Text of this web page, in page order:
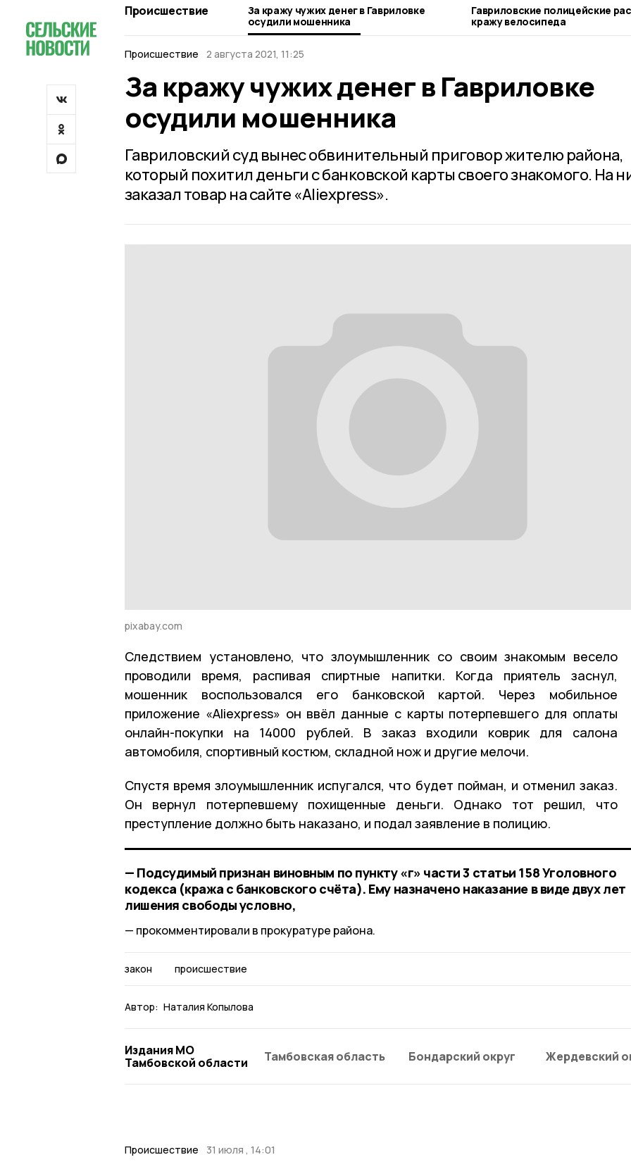
Происшествие
За кражу чужих денег в Гавриловке
осудили мошенника
Гавриловские полицейские
кражу велосипеда
Происшествие 2 августа 2021, 11:25
За кражу чужих денег в Гавриловке
осудили мошенника
Гавриловский суд вынес обвинительный приговор жителю района,
который похитил деньги с банковской карты своего знакомого. На
заказал товар на сайте «Aliexpress».
pixabay.com
Следствием установлено, что злоумышленник со своим знакомым весело
проводили время, распивая спиртные напитки. Когда приятель заснул,
мошенник воспользовался его банковской картой. Через мобильное
приложение «Aliexpress» он ввёл данные с карты потерпевшего для оплаты
онлайн-покупки на 14000 рублей. В заказ входили коврик для салона
автомобиля, спортивный костюм, складной нож и другие мелочи.
Спустя время злоумышленник испугался, что будет пойман, и отменил заказ.
Он вернул потерпевшему похищенные деньги. Однако тот решил, что
преступление должно быть наказано, и подал заявление в полицию.
— Подсудимый признан виновным по пункту «г» части 3 статьи 158 Уголовного
кодекса (кража с банковского счёта). Ему назначено наказание в виде двух лет
лишения свободы условно,
прокомментировали в прокуратуре района.
закон происшествие
Автор: Наталия Копылова
Издания МО
Тамбовской области
Тамбовская область Бондарский округ Жердевский
Происшествие 31 июля , 14:01